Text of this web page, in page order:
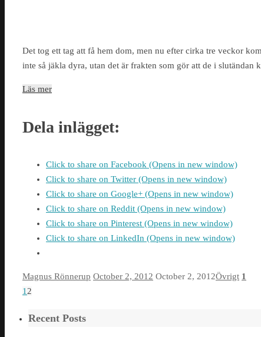
Det tog ett tag att få hem dom, men nu efter cirka tre veckor
inte så jäkla dyra, utan det är frakten som gör att de i
Läs mer
Dela inlägget:
Click to share on Facebook (Opens in new window)
Click to share on Twitter (Opens in new window)
Click to share on Google+ (Opens in new window)
Click to share on Reddit (Opens in new window)
Click to share on Pinterest (Opens in new window)
Click to share on LinkedIn (Opens in new window)
Magnus Rönnerup October 2, 2012 October 2, 2012Övrigt 1
1 2
Recent Posts